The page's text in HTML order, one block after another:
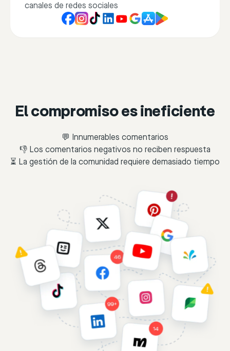
canales de redes sociales
El compromiso es ineficiente
💬 Innumerables comentarios
👎 Los comentarios negativos no reciben respuesta
⏳ La gestión de la comunidad requiere demasiado tiempo